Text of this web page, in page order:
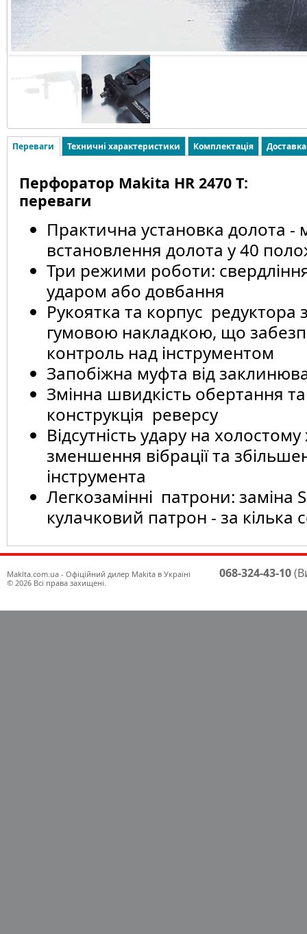
Переваги Техничні характеристики Комплектація
Перфоратор Makita HR 2470 T:
переваги
Практична установка долота -
встановлення долота у 40
Три режими роботи:
ударом або довбання
Рукоятка та корпус редуктора
гумовою накладкою, що
контроль над інструментом
Запобіжна муфта від
Змінна швидкість обертання
конструкція реверсу
Відсутність удару на холостому
зменшення вібрації та
інструмента
Легкозамінні патрони: заміна
кулачковий патрон - за кілька
Maklta.com.ua - Офіційний дилер Makita в Україні
© 2026 Всі права захищені.
068-324-43-10